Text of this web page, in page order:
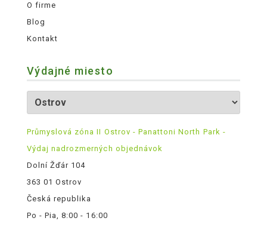
O firme
Blog
Kontakt
Výdajné miesto
Průmyslová zóna II Ostrov - Panattoni North Park -
Výdaj nadrozmerných objednávok
Dolní Žďár 104
363 01 Ostrov
Česká republika
Po - Pia, 8:00 - 16:00